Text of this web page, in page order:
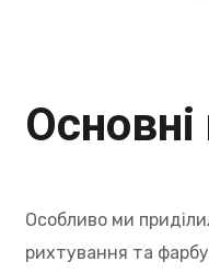
Особливо ми
рихтування та